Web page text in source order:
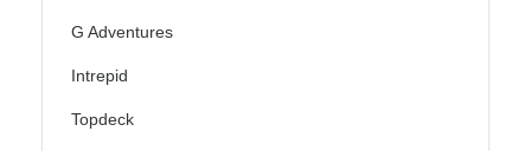
G Adventures
Intrepid
Topdeck